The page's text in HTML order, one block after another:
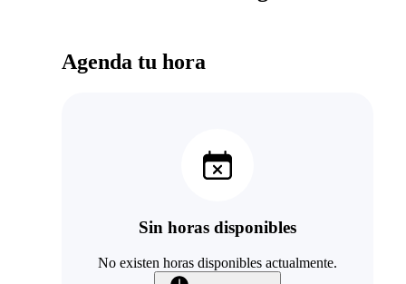
Agenda tu hora
Sin horas disponibles
No existen horas disponibles actualmente.